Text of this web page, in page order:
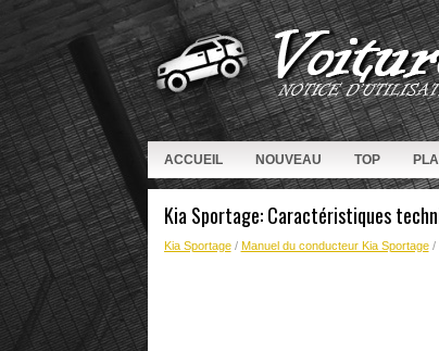
ACCUEIL NOUVEAU TOP
Kia Sportage: Caractéristiques
Kia Sportage/ Manuel du conducteur Kia Sportage/